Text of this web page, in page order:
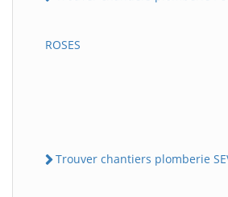
ROSES
Trouver chantiers plomberie